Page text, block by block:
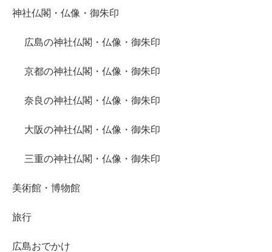
神社仏閣・仏像・御朱印
広島の神社仏閣・仏像・御朱印
京都の神社仏閣・仏像・御朱印
奈良の神社仏閣・仏像・御朱印
大阪の神社仏閣・仏像・御朱印
三重の神社仏閣・仏像・御朱印
美術館・博物館
旅行
広島おでかけ